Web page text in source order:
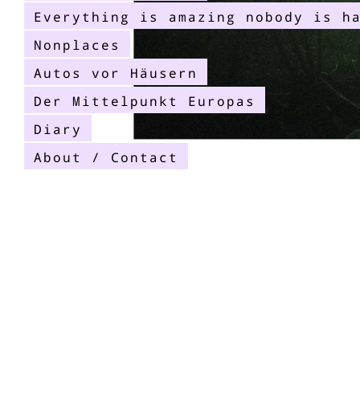
Everything is amazing nobody is
Nonplaces
Autos vor Häusern
Der Mittelpunkt Europas
Diary
About / Contact